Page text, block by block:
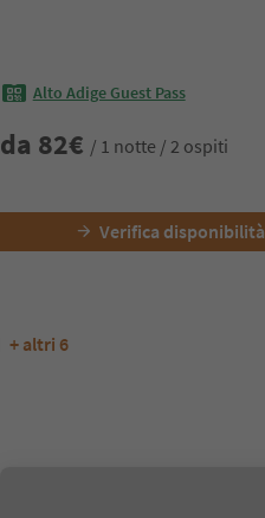
Alto Adige Guest Pass
da 82€ / 1 notte / 2 ospiti
Verifica disponibilità
+ altri 6